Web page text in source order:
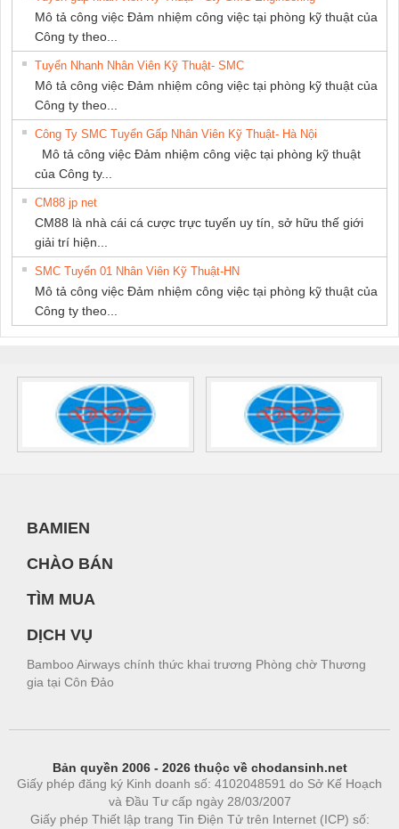
PHÁT
Mô tả công việc Đảm nhiệm công việc tại phòng kỹ thuật của
Công ty theo...
Tuyển Nhanh Nhân Viên Kỹ Thuật- SMC
Mô tả công việc Đảm nhiệm công việc tại phòng kỹ thuật của
Công ty theo...
Công Ty SMC Tuyển Gấp Nhân Viên Kỹ Thuật- Hà Nội
Mô tả công việc Đảm nhiệm công việc tại phòng kỹ thuật
của Công ty...
CM88 jp net
CM88 là nhà cái cá cược trực tuyến uy tín, sở hữu thế giới
giải trí hiện...
SMC Tuyển 01 Nhân Viên Kỹ Thuật-HN
Mô tả công việc Đảm nhiệm công việc tại phòng kỹ thuật của
Công ty theo...
BAMIEN
CHÀO BÁN
TÌM MUA
DỊCH VỤ
Bamboo Airways chính thức khai trương Phòng chờ Thương
gia tại Côn Đảo
Bản quyền 2006 - 2026 thuộc về chodansinh.net
Giấy phép đăng ký Kinh doanh số: 4102048591 do Sở Kế Hoạch
và Đầu Tư cấp ngày 28/03/2007
Giấy phép Thiết lập trang Tin Điện Tử trên Internet (ICP) số: